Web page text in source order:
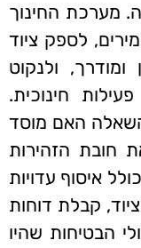
מערכת החינוך
לספק ציוד
ומודרך, ולנקוט
חינוכית.
האם מוסד
חובת הזהירות
איסוף עדויות
קבלת דוחות
הבטיחות שהיו